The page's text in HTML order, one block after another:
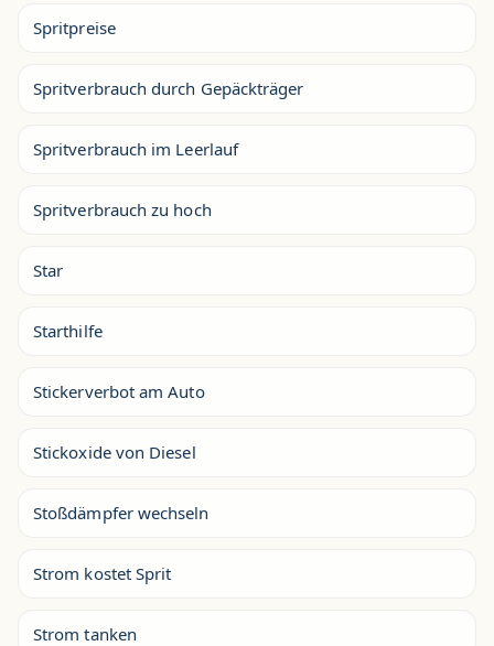
Spritpreise
Spritverbrauch durch Gepäckträger
Spritverbrauch im Leerlauf
Spritverbrauch zu hoch
Star
Starthilfe
Stickerverbot am Auto
Stickoxide von Diesel
Stoßdämpfer wechseln
Strom kostet Sprit
Strom tanken